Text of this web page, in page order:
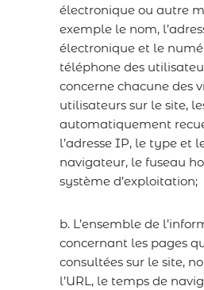
électronique ou autre
exemple le nom,
électronique et le
téléphone des
concerne chacune des
utilisateurs sur le site,
automatiquement
l’adresse IP, le type et
navigateur, le fuseau
système d’exploitation;
b. L’ensemble de
concernant les pages
consultées sur le site,
l’URL, le temps de